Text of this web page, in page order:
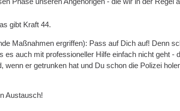
gibt Kraft 44.
Maßnahmen ergriffen): Pass auf Dich auf! Denn
auch mit professioneller Hilfe einfach nicht geht -
er getrunken hat und Du schon die Polizei
Austausch!